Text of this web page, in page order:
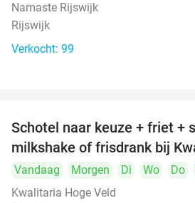
Namaste Rijswijk
Rijswijk
Verkocht: 99
Schotel naar keuze + friet +
milkshake of frisdrank bij
Vandaag Morgen Di Wo Do
Kwalitaria Hoge Veld